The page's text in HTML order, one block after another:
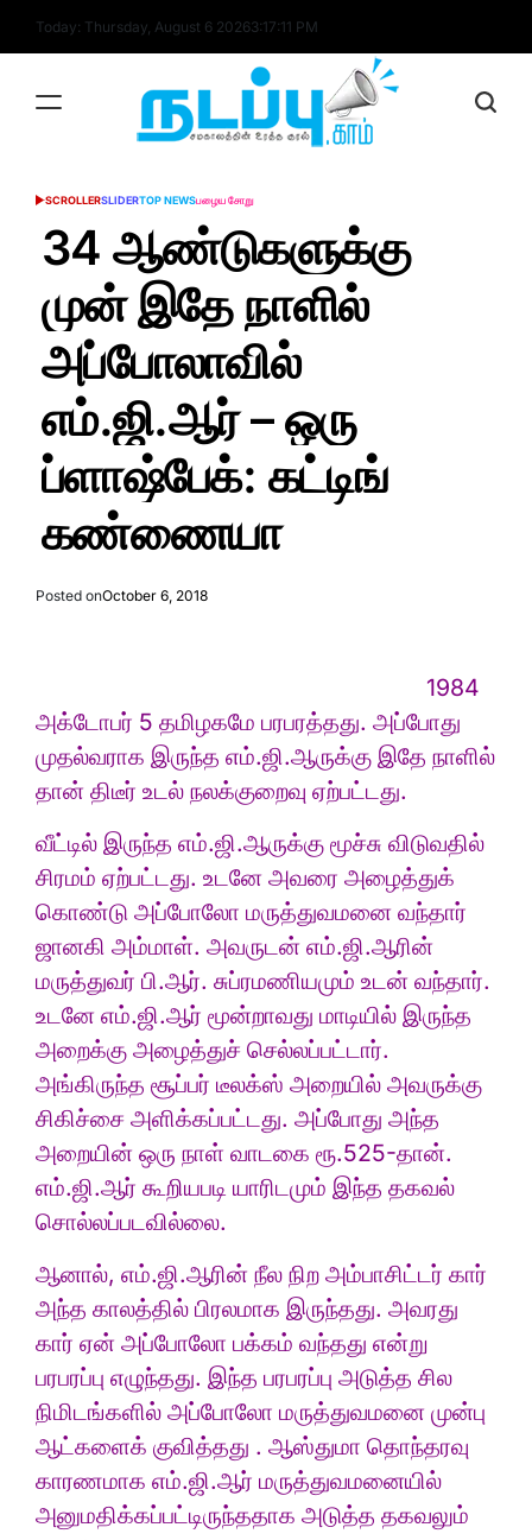
Today: Thursday, August 6 20263:17:12 PM
POSTED
SCROLLERSLIDERTOP NEWSபழைய சோறு
34 ஆண்டுகளுக்கு
முன் இதே நாளில்
அப்போலாவில்
எம்.ஜி.ஆர் – ஒரு
ப்ளாஷ்பேக்: கட்டிங்
கண்ணையா
Posted onOctober 6, 2018
1984
அக்டோபர் 5 தமிழகமே பரபரத்தது. அப்போது
முதல்வராக இருந்த எம்.ஜி.ஆருக்கு இதே நாளில்
தான் திடீர் உடல் நலக்குறைவு ஏற்பட்டது.
வீட்டில் இருந்த எம்.ஜி.ஆருக்கு மூச்சு விடுவதில்
சிரமம் ஏற்பட்டது. உடனே அவரை அழைத்துக்
கொண்டு அப்போலோ மருத்துவமனை வந்தார்
ஜானகி அம்மாள். அவருடன் எம்.ஜி.ஆரின்
மருத்துவர் பி.ஆர். சுப்ரமணியமும் உடன் வந்தார்.
உடனே எம்.ஜி.ஆர் மூன்றாவது மாடியில் இருந்த
அறைக்கு அழைத்துச் செல்லப்பட்டார்.
அங்கிருந்த சூப்பர் டீலக்ஸ் அறையில் அவருக்கு
சிகிச்சை அளிக்கப்பட்டது. அப்போது அந்த
அறையின் ஒரு நாள் வாடகை ரூ.525-தான்.
எம்.ஜி.ஆர் கூறியபடி யாரிடமும் இந்த தகவல்
சொல்லப்படவில்லை.
ஆனால், எம்.ஜி.ஆரின் நீல நிற அம்பாசிட்டர் கார்
அந்த காலத்தில் பிரலமாக இருந்தது. அவரது
கார் ஏன் அப்போலோ பக்கம் வந்தது என்று
பரபரப்பு எழுந்தது. இந்த பரபரப்பு அடுத்த சில
நிமிடங்களில் அப்போலோ மருத்துவமனை முன்பு
ஆட்களைக் குவித்தது . ஆஸ்துமா தொந்தரவு
காரணமாக எம்.ஜி.ஆர் மருத்துவமனையில்
அனுமதிக்கப்பட்டிருந்ததாக அடுத்த தகவலும்